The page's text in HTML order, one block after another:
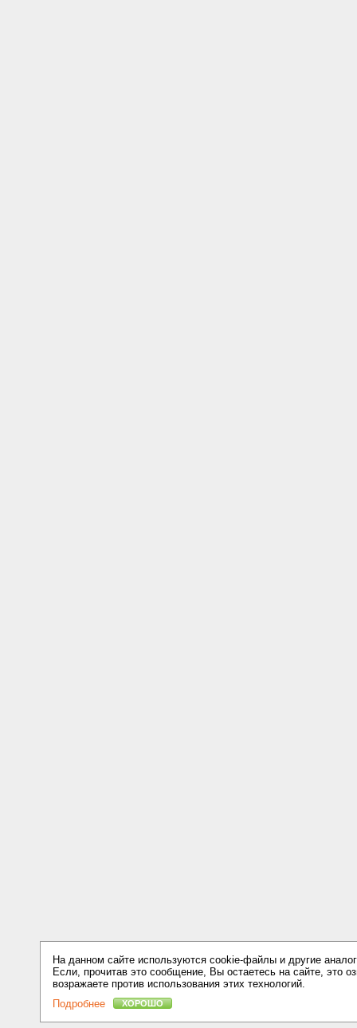
На данном сайте используются cookie-файлы и другие
Если, прочитав это сообщение, Вы остаетесь на сайте, это
возражаете против использования этих технологий.
Подробнее
ХОРОШО